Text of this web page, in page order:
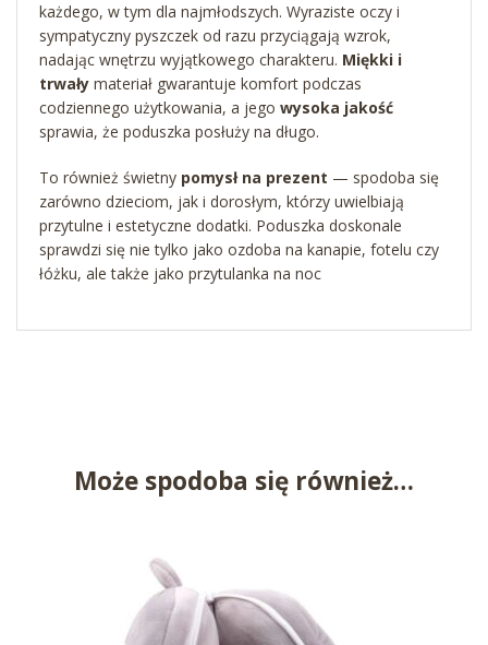
każdego, w tym dla najmłodszych. Wyraziste oczy i
sympatyczny pyszczek od razu przyciągają wzrok,
nadając wnętrzu wyjątkowego charakteru. Miękki i
trwały materiał gwarantuje komfort podczas
codziennego użytkowania, a jego wysoka jakość
sprawia, że poduszka posłuży na długo.
To również świetny pomysł na prezent — spodoba się
zarówno dzieciom, jak i dorosłym, którzy uwielbiają
przytulne i estetyczne dodatki. Poduszka doskonale
sprawdzi się nie tylko jako ozdoba na kanapie, fotelu czy
łóżku, ale także jako przytulanka na noc
Może spodoba się również…